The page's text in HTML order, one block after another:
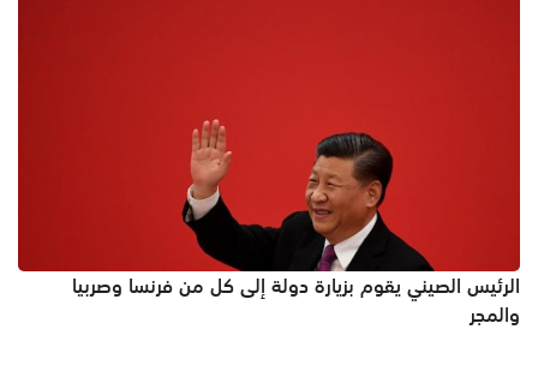
الرئيس الصيني يقوم بزيارة دولة إلى كل من فرنسا وصربيا
والمجر